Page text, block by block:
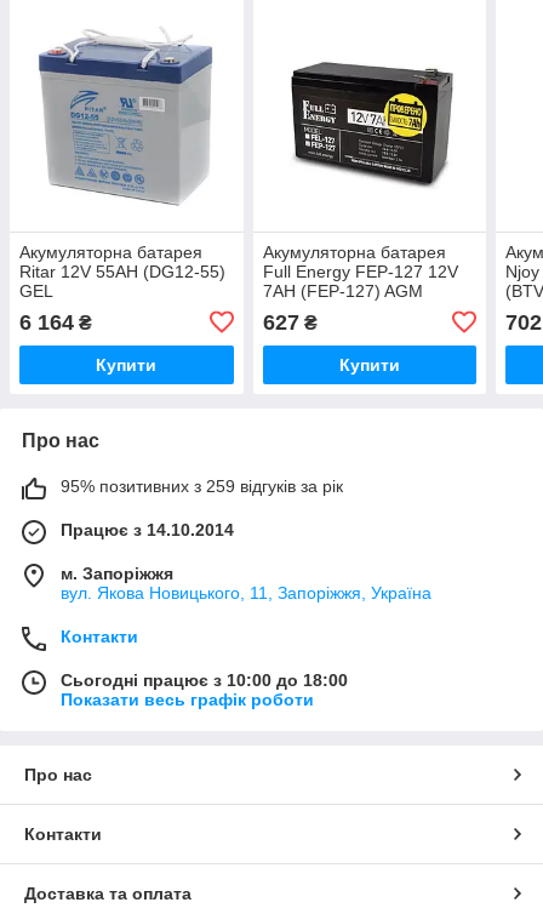
Акумуляторна батарея
Ritar 12V 55AH (DG12-55)
GEL
6 164 ₴
Купити
Акумуляторна батарея
Full Energy FEP-127 12V
7AH (FEP-127) AGM
627₴
Купити
702
Про нас
95% позитивних з 259 відгуків за рік
Працює з 14.10.2014
м. Запоріжжя
вул. Якова Новицького, 11, Запоріжжя, Україна
Контакти
Сьогодні працює з 10:00 до 18:00
Показати весь графік роботи
Про нас
Контакти
Доставка та оплата